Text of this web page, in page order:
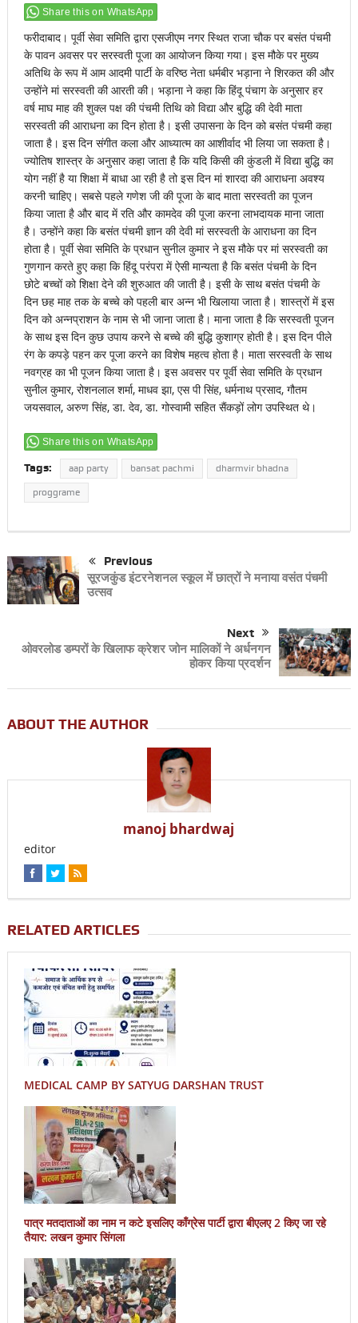
Share this on WhatsApp
फरीदाबाद। पूर्वी सेवा समिति द्वारा एसजीएम नगर स्थित राजा चौक पर बसंत पंचमी
के पावन अवसर पर सरस्वती पूजा का आयोजन किया गया। इस मौके पर मुख्य
अतिथि के रूप में आम आदमी पार्टी के वरिष्ठ नेता धर्मबीर भड़ाना ने शिरकत की और
उन्होंने मां सरस्वती की आरती की। भड़ाना ने कहा कि हिंदू पंचाग के अनुसार हर
वर्ष माघ माह की शुक्ल पक्ष की पंचमी तिथि को विद्या और बुद्धि की देवी माता
सरस्वती की आराधना का दिन होता है। इसी उपासना के दिन को बसंत पंचमी कहा
जाता है। इस दिन संगीत कला और आध्यात्म का आशीर्वाद भी लिया जा सकता है।
ज्योतिष शास्त्र के अनुसार कहा जाता है कि यदि किसी की कुंडली में विद्या बुद्धि का
योग नहीं है या शिक्षा में बाधा आ रही है तो इस दिन मां शारदा की आराधना अवश्य
करनी चाहिए। सबसे पहले गणेश जी की पूजा के बाद माता सरस्वती का पूजन
किया जाता है और बाद में रति और कामदेव की पूजा करना लाभदायक माना जाता
है। उन्होंने कहा कि बसंत पंचमी ज्ञान की देवी मां सरस्वती के आराधना का दिन
होता है। पूर्वी सेवा समिति के प्रधान सुनील कुमार ने इस मौके पर मां सरस्वती का
गुणगान करते हुए कहा कि हिंदू परंपरा में ऐसी मान्यता है कि बसंत पंचमी के दिन
छोटे बच्चों को शिक्षा देने की शुरुआत की जाती है। इसी के साथ बसंत पंचमी के
दिन छह माह तक के बच्चे को पहली बार अन्न भी खिलाया जाता है। शास्त्रों में इस
दिन को अन्नप्राशन के नाम से भी जाना जाता है। माना जाता है कि सरस्वती पूजन
के साथ इस दिन कुछ उपाय करने से बच्चे की बुद्धि कुशाग्र होती है। इस दिन पीले
रंग के कपड़े पहन कर पूजा करने का विशेष महत्व होता है। माता सरस्वती के साथ
नवग्रह का भी पूजन किया जाता है। इस अवसर पर पूर्वी सेवा समिति के प्रधान
सुनील कुमार, रोशनलाल शर्मा, माधव झा, एस पी सिंह, धर्मनाथ प्रसाद, गौतम
जयसवाल, अरुण सिंह, डा. देव, डा. गोस्वामी सहित सैंकड़ों लोग उपस्थित थे।
Share this on WhatsApp
Tags: aap party bansat pachmi dharmvir bhadna
proggrame
Previous
सूरजकुंड इंटरनेशनल स्कूल में छात्रों ने मनाया वसंत पंचमी
उत्सव
Next
ओवरलोड डम्परों के खिलाफ क्रेशर जोन मालिकों ने अर्धनगन
होकर किया प्रदर्शन
ABOUT THE AUTHOR
manoj bhardwaj
editor
RELATED ARTICLES
MEDICAL CAMP BY SATYUG DARSHAN TRUST
पात्र मतदाताओं का नाम न कटे इसलिए काँग्रेस पार्टी द्वारा बीएलए 2 किए जा रहे
तैयार: लखन कुमार सिंगला